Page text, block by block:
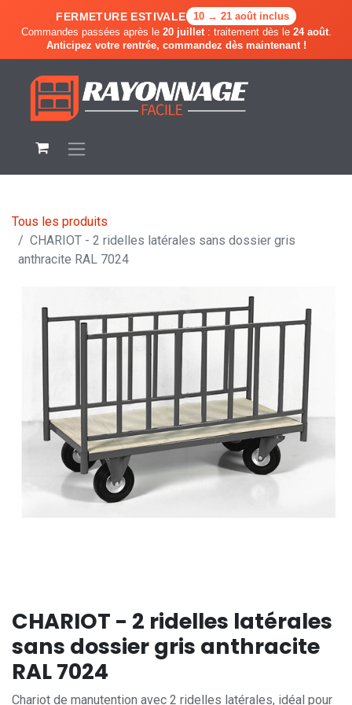
FERMETURE ESTIVALE
10 → 21 août inclus
Commandes passées après le 20 juillet: traitement dès le 24 août.
Anticipez votre rentrée, commandez dès maintenant !
Tous les produits
CHARIOT - 2 ridelles latérales sans dossier gris
anthracite RAL 7024
CHARIOT - 2 ridelles latérales
sans dossier gris anthracite
RAL 7024
Chariot de manutention avec 2 ridelles latérales, idéal pour